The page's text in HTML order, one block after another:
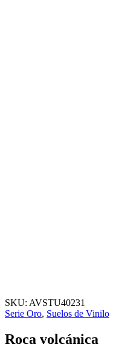
SKU: AVSTU40231
Serie Oro, Suelos de Vinilo
Roca volcánica